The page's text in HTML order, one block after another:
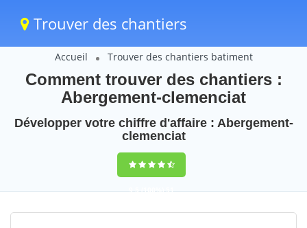
Trouver des chantiers
Accueil Trouver des chantiers batiment
Comment trouver des chantiers :
Abergement-clemenciat
Développer votre chiffre d'affaire : Abergement-
clemenciat
9,5(100%)51
votes